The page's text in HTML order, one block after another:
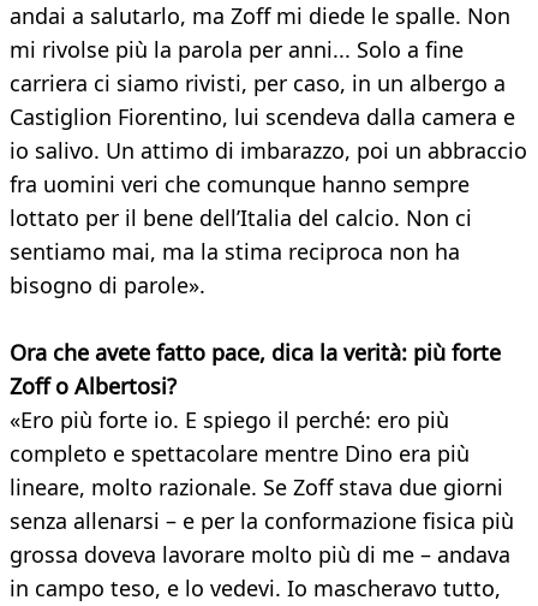
andai a salutarlo, ma Zoff mi diede le spalle. Non
mi rivolse più la parola per anni... Solo a fine
carriera ci siamo rivisti, per caso, in un albergo a
Castiglion Fiorentino, lui scendeva dalla camera e
io salivo. Un attimo di imbarazzo, poi un abbraccio
fra uomini veri che comunque hanno sempre
lottato per il bene dell’Italia del calcio. Non ci
sentiamo mai, ma la stima reciproca non ha
bisogno di parole».
Ora che avete fatto pace, dica la verità: più forte
Zoff o Albertosi?
«Ero più forte io. E spiego il perché: ero più
completo e spettacolare mentre Dino era più
lineare, molto razionale. Se Zoff stava due giorni
senza allenarsi – e per la conformazione fisica più
grossa doveva lavorare molto più di me – andava
in campo teso, e lo vedevi. Io mascheravo tutto,